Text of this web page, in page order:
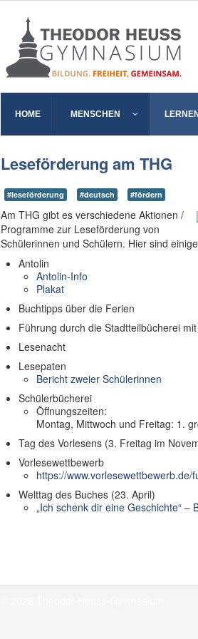
HOME MENSCHEN LERNEN
Leseförderung am THG
#leseförderung #deutsch #fördern
Am THG gibt es verschiedene Aktionen /
Programme zur Leseförderung von
Schülerinnen und Schülern. Hier sind
Antolin
Antolin-Info
Plakat
Buchtipps über die Ferien
Führung durch die Stadtteilbücherei
Lesenacht
Lesepaten
Bericht zweier Schülerinnen
Schülerbücherei
Öffnungszeiten:
Montag, Mittwoch und Freitag: 1.
Tag des Vorlesens (3. Freitag im
Vorlesewettbewerb
https://
Welttag des Buches (23. April)
„Ich schenk dir eine Geschichte“